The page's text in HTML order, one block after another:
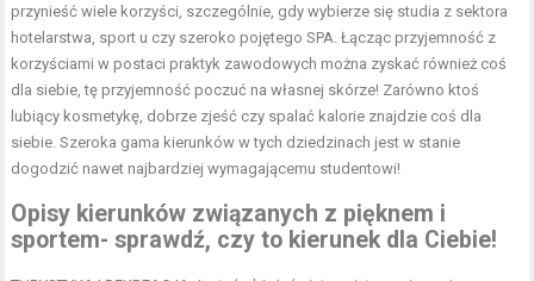
przynieść wiele korzyści, szczególnie, gdy wybierze się studia z sektora
hotelarstwa, sport u czy szeroko pojętego SPA. Łącząc przyjemność z
korzyściami w postaci praktyk zawodowych można zyskać również coś
dla siebie, tę przyjemność poczuć na własnej skórze! Zarówno ktoś
lubiący kosmetykę, dobrze zjeść czy spalać kalorie znajdzie coś dla
siebie. Szeroka gama kierunków w tych dziedzinach jest w stanie
dogodzić nawet najbardziej wymagającemu studentowi!
Opisy kierunków związanych z pięknem i
sportem- sprawdź, czy to kierunek dla Ciebie!